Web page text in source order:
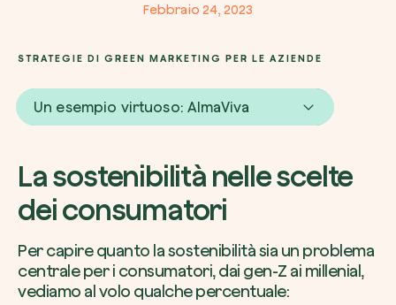
Febbraio 24, 2023
STRATEGIE DI GREEN MARKETING PER LE AZIENDE
Un esempio virtuoso: AlmaViva
La sostenibilità nelle scelte
dei consumatori
Per capire quanto la sostenibilità sia un problema
centrale per i consumatori, dai gen-Z ai millenial,
vediamo al volo qualche percentuale:
Pianta un albero
Pianta, adotta o regala un albero. Scegli tra
specie.
Come ci hai conosciuto
Voglio ricevere comunicazioni e
Accetto l’informativa sullaPrivacydi